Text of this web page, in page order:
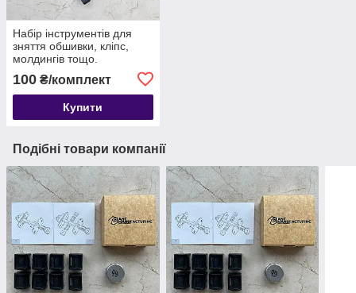
Набір інструментів для
зняття обшивки, кліпс,
молдингів тощо.
автомобіля з антиковзною
поверхнею, 4 шт
100 ₴/комплект
Купити
Подібні товари компанії